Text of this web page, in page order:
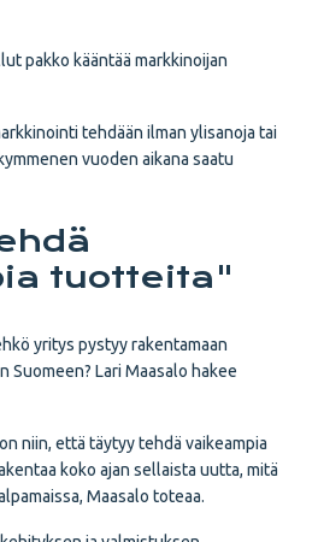
pakko kääntää markkinoijan
tehdään ilman ylisanoja tai
vuoden aikana saatu
tuotteita"
yritys pystyy rakentamaan
Lari Maasalo hakee
niin, että täytyy tehdä vaikeampia
koko ajan sellaista uutta, mitä
Maasalo toteaa.